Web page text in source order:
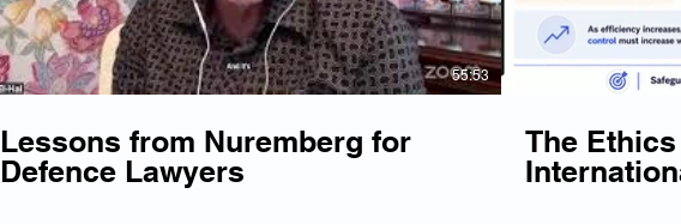
55:53
Lessons from Nuremberg for
Defence Lawyers
The